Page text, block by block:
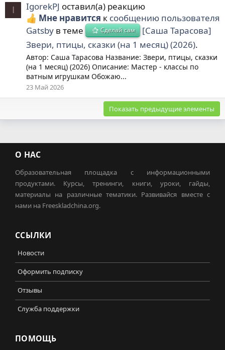
I IgorekPJ оставил(а) реакцию
Мне нравится к сообщению пользователя
Gatsby в теме Сделай сам
[Саша Тарасова]
Звери, птицы, сказки (на 1 месяц) (2026).
Автор: Саша Тарасова Название: Звери, птицы, сказки
(на 1 месяц) (2026) Описание: Мастер - классы по
ватным игрушкам Обожаю...
23 Май 2026
Показать предыдущие элементы
О НАС
Образовательная площадка с информационными
продуктами. Курсы, тренинги, книги, уроки, гайды,
материалы на различные тематики. Развивайся вместе с
нами на Freeskladchina.org.
ССЫЛКИ
Новости
Оформить подписку
Отзывы
Служба поддержки
ПОМОЩЬ